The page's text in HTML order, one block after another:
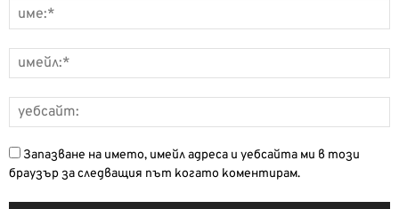
Запазване на името, имейл адреса и уебсайта ми в този
браузър за следващия път когато коментирам.